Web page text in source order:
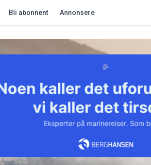
Bli abonnent Annonsere